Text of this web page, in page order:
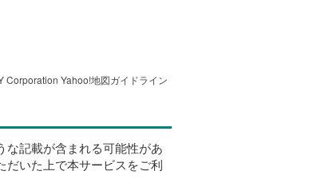
Corporation Yahoo!地図ガイドライン
な記載が含まれる可能性があ
だいた上で本サービスをご利